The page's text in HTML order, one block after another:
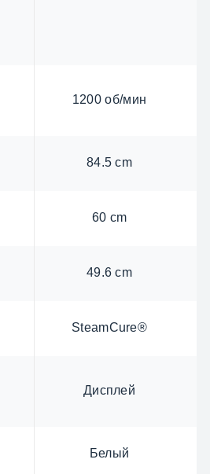
1200 об/мин
84.5 cm
60 cm
49.6 cm
SteamCure®
Дисплей
Белый